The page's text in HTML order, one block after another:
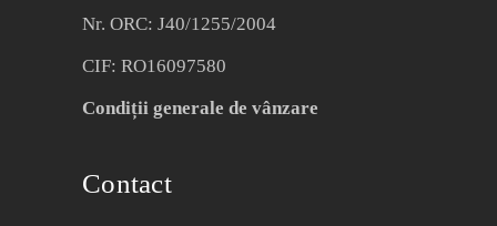
Nr. ORC: J40/1255/2004
CIF: RO16097580
Condiții generale de vânzare
Contact